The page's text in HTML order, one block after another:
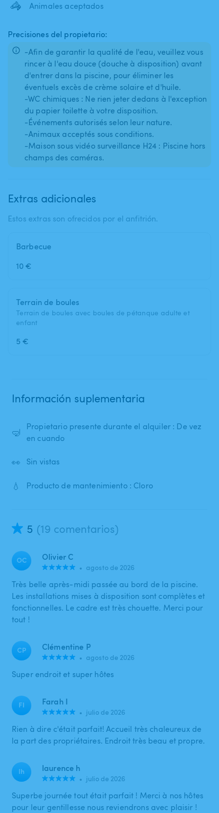
🦓 Animales aceptados
Precisiones del propietario:
-Afin de garantir la qualité de l'eau, veuillez vous
rincer à l'eau douce (douche à disposition) avant
d'entrer dans la piscine, pour éliminer les
éventuels excès de crème solaire et d'huile.
-WC chimiques : Ne rien jeter dedans à l'exception
du papier toilette à votre disposition.
-Événements autorisés selon leur nature.
-Animaux acceptés sous conditions.
-Maison sous vidéo surveillance H24 : Piscine hors
Extras adicionales
Estos extras son ofrecidos por el anfitrión.
Barbecue
10 €
Terrain de boules
Terrain de boules avec boules de pétanque adulte et
enfant
5 €
Información suplementaria
🤿
Propietario presente durante el alquiler : De vez
en cuando
👀 Sin vistas
💧 Producto de mantenimiento : Cloro
5 (19 comentarios)
OC Olivier C
• agosto de 2026
Très belle après-midi passée au bord de la piscine.
Les installations mises à disposition sont complètes et
fonctionnelles. Le cadre est très chouette. Merci pour
tout !
CP Clémentine P
• agosto de 2026
Super endroit et super hôtes
FI Farah I
• julio de 2026
Rien à dire c'était parfait! Accueil très chaleureux de
la part des propriétaires. Endroit très beau et propre.
lh laurence h
• julio de 2026
Superbe journée tout était parfait ! Merci à nos hôtes
pour leur gentillesse nous reviendrons avec plaisir !